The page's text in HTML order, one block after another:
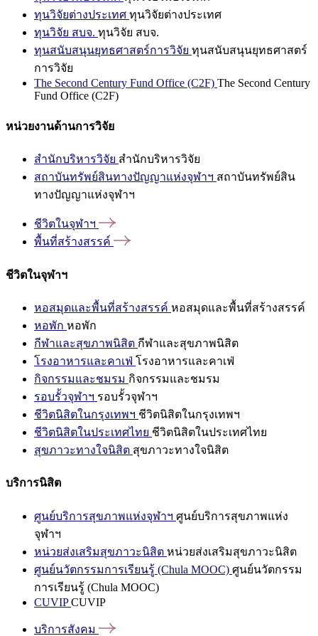
ทุนวิจัยต่างประเทศ ทุนวิจัยต่างประเทศ
ทุนวิจัย สบจ. ทุนวิจัย สบจ.
ทุนสนับสนุนยุทธศาสตร์การวิจัย ทุนสนับสนุนยุทธศาสตร์
การวิจัย
The Second Century Fund Office (C2F) The Second Century
Fund Office (C2F)
หน่วยงานด้านการวิจัย
สำนักบริหารวิจัย สำนักบริหารวิจัย
สถาบันทรัพย์สินทางปัญญาแห่งจุฬาฯ สถาบันทรัพย์สิน
ทางปัญญาแห่งจุฬาฯ
ชีวิตในจุฬาฯ
พื้นที่สร้างสรรค์
ชีวิตในจุฬาฯ
หอสมุดและพื้นที่สร้างสรรค์ หอสมุดและพื้นที่สร้างสรรค์
หอพัก หอพัก
กีฬาและสุขภาพนิสิต กีฬาและสุขภาพนิสิต
โรงอาหารและคาเฟ่ โรงอาหารและคาเฟ่
กิจกรรมและชมรม กิจกรรมและชมรม
รอบรั้วจุฬาฯ รอบรั้วจุฬาฯ
ชีวิตนิสิตในกรุงเทพฯ ชีวิตนิสิตในกรุงเทพฯ
ชีวิตนิสิตในประเทศไทย ชีวิตนิสิตในประเทศไทย
สุขภาวะทางใจนิสิต สุขภาวะทางใจนิสิต
บริการนิสิต
ศูนย์บริการสุขภาพแห่งจุฬาฯ ศูนย์บริการสุขภาพแห่ง
จุฬาฯ
หน่วยส่งเสริมสุขภาวะนิสิต หน่วยส่งเสริมสุขภาวะนิสิต
ศูนย์นวัตกรรมการเรียนรู้ (Chula MOOC) ศูนย์นวัตกรรม
การเรียนรู้ (Chula MOOC)
CUVIPCUVIP
บริการสังคม